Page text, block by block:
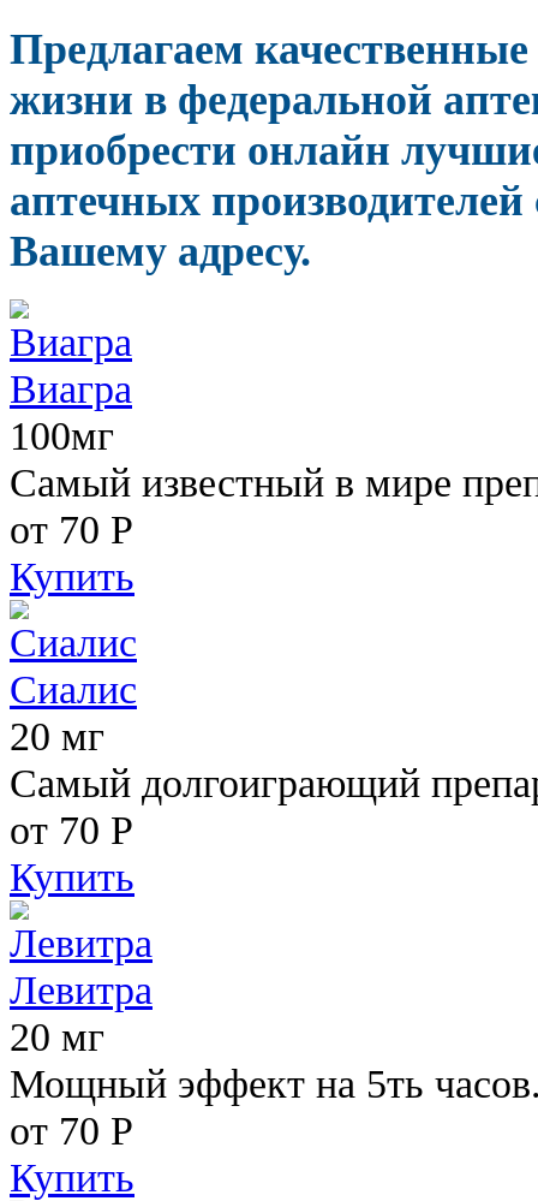
Предлагаем
жизни в федеральной
приобрести онлайн
аптечных
Вашему адресу.
Виагра
100мг
Самый известный в мире
от 70 Р
Купить
Сиалис
20 мг
Самый долгоиграющий
от 70 Р
Купить
Левитра
20 мг
Мощный эффект на 5ть
от 70 Р
Купить